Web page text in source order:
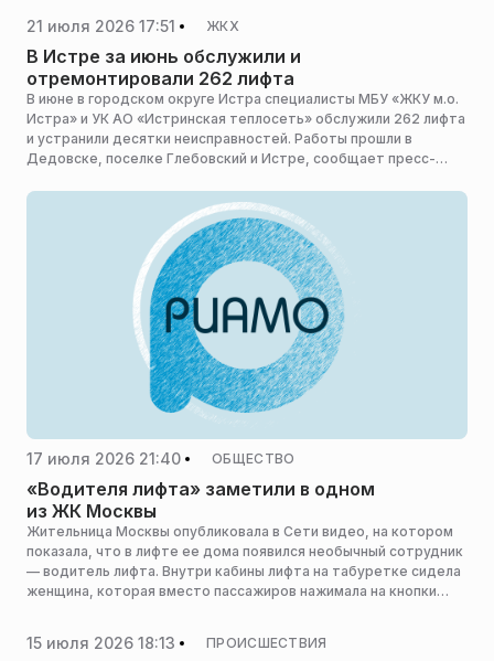
21 июля 2026 17:51 ЖКХ
В Истре за июнь обслужили и
отремонтировали 262 лифта
В июне в городском округе Истра специалисты МБУ «ЖКУ м.о.
Истра» и УК АО «Истринская теплосеть» обслужили 262 лифта
и устранили десятки неисправностей. Работы прошли в
Дедовске, поселке Глебовский и Истре, сообщает пресс-
17 июля 2026 21:40 ОБЩЕСТВО
«Водителя лифта» заметили в одном
из ЖК Москвы
Жительница Москвы опубликовала в Сети видео, на котором
показала, что в лифте ее дома появился необычный сотрудник
— водитель лифта. Внутри кабины лифта на табуретке сидела
женщина, которая вместо пассажиров нажимала на кнопки
15 июля 2026 18:13 ПРОИСШЕСТВИЯ